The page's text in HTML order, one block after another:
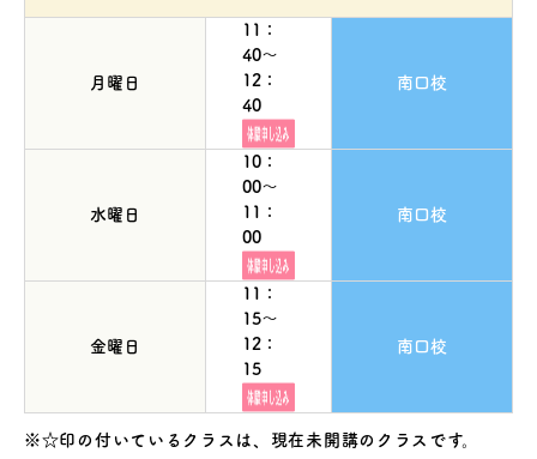
月曜日
11：
40～
12：
40
南口校
水曜日
10：
00～
11：
00
南口校
金曜日
11：
15～
12：
15
南口校
※☆印の付いているクラスは、現在未開講のクラスです。